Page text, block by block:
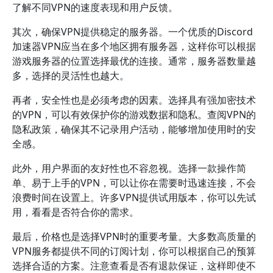
了解不同VPN的速度表现和用户反馈。
其次，确保VPN提供稳定的服务器。一个优质的Discord
加速器VPN应当在多个地区拥有服务器，这样你可以根据
游戏服务器的位置选择最优的连接。通常，服务器数量越
多，选择的灵活性也越大。
再者，安全性也是必须考虑的因素。选择具有强加密技术
的VPN，可以有效保护你的游戏数据和隐私。查阅VPN的
隐私政策，确保其不记录用户活动，能够增加使用时的安
全感。
此外，用户界面的友好性也不容忽视。选择一款操作简
单、易于上手的VPN，可以让你在需要时迅速连接，不会
浪费时间在设置上。许多VPN提供试用版本，你可以先试
用，看看是否符合你的需求。
最后，价格也是选择VPN时的重要考量。大多数高质量的
VPN服务都提供不同的订阅计划，你可以根据自己的预算
选择合适的方案。注意查看是否有退款保证，这样即使不